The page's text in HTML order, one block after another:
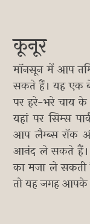
कूनूर
मॉनसून में आप
सकते हैं। यह एक
पर हरे-भरे चाय
यहां पर सिम्स
आप लैम्ब्स रॉक
आनंद ले सकते हैं।
का मजा ले सकती
तो यह जगह आपके